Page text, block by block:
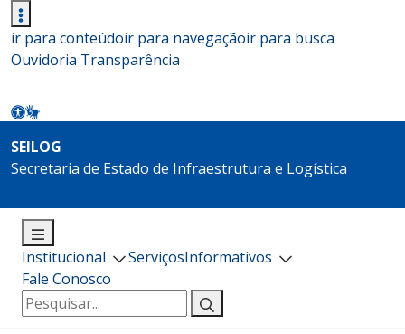
ir para conteúdoir para navegaçãoir para busca
Ouvidoria Transparência
SEILOG
Secretaria de Estado de Infraestrutura e Logística
Institucional ServiçosInformativos
Fale Conosco
Pesquisar
por: